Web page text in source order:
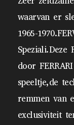
waarvan er
1965-
Speziali.Deze
door
speeltje,de
remmen van
exclusiviteit